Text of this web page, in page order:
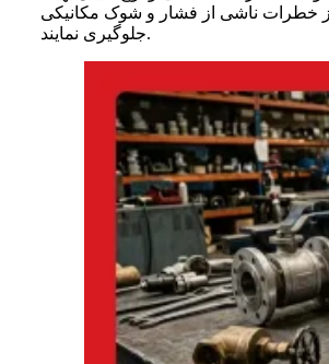
خطرات ناشی از فشار و شوک مکانیکی
جلوگیری نمایند.